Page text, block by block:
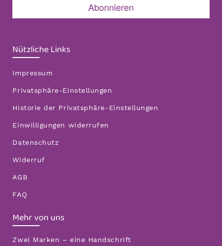
Abonnieren
Nützliche Links
Impressum
Privatsphäre-Einstellungen
Historie der Privatsphäre-Einstellungen
Einwilligungen widerrufen
Datenschutz
Widerruf
AGB
FAQ
Mehr von uns
Zwei Marken – eine Handschrift